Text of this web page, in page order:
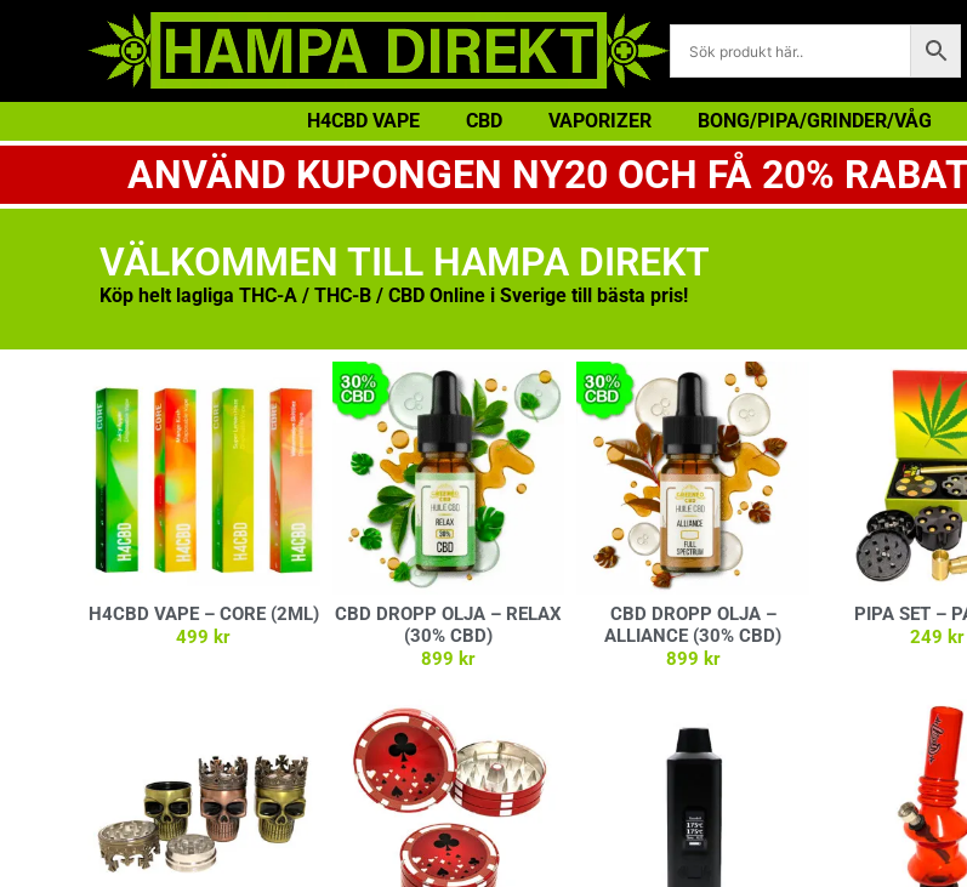
H4CBD VAPE CBD VAPORIZER BONG/PIPA/GRINDER/VÅG
ANVÄND KUPONGEN NY20 OCH FÅ 20%
VÄLKOMMEN TILL HAMPA DIREKT
Köp helt lagliga THC-A / THC-B / CBD Online i Sverige till bästa pris!
H4CBD VAPE – CORE (2ML)
499 kr
CBD DROPP OLJA – RELAX
(30% CBD)
899 kr
CBD DROPP OLJA –
ALLIANCE (30% CBD)
899 kr
PIPA SET –
249 kr